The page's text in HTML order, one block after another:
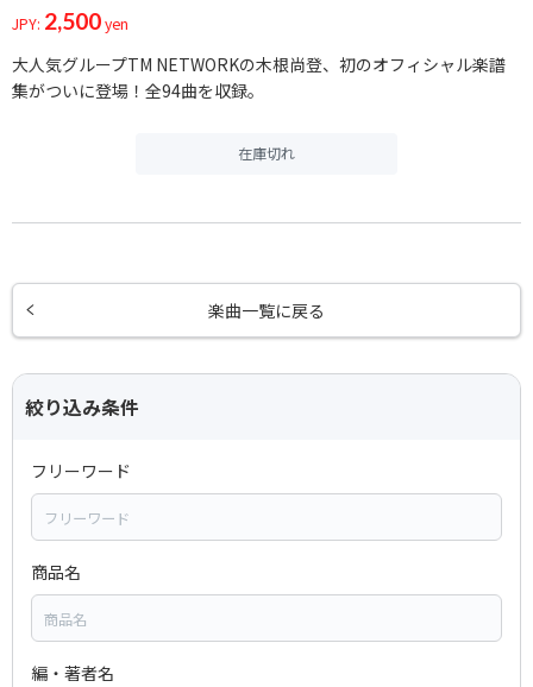
JPY: 2,500yen
大人気グループTM NETWORKの木根尚登、初のオフィシャル楽譜
集がついに登場！全94曲を収録。
在庫切れ
楽曲一覧に戻る
絞り込み条件
フリーワード
商品名
編・著者名